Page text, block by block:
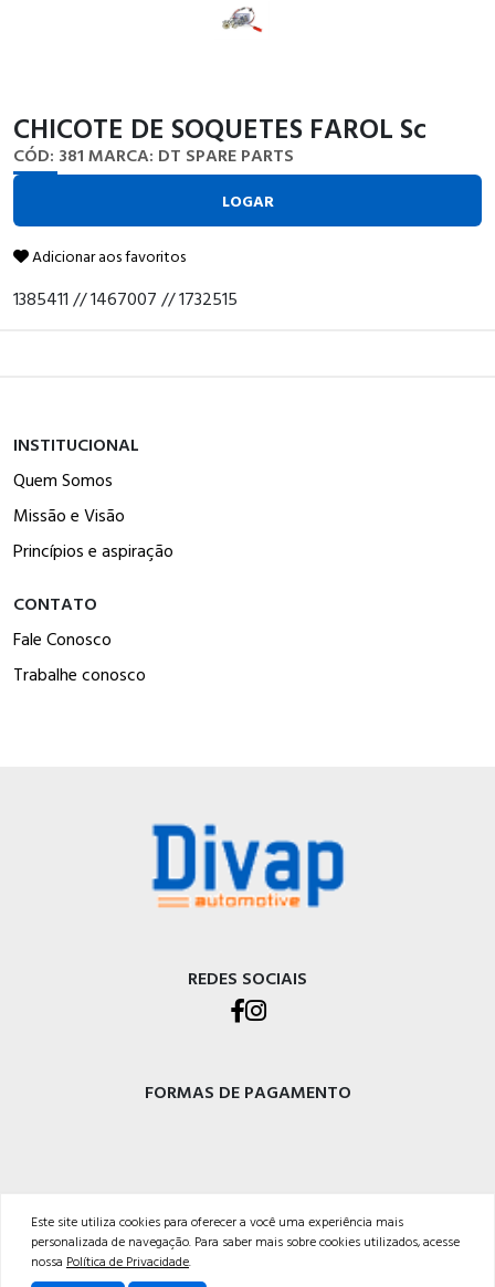
CHICOTE DE SOQUETES FAROL Sc
CÓD: 381 MARCA: DT SPARE PARTS
LOGAR
Adicionar aos favoritos
1385411 // 1467007 // 1732515
INSTITUCIONAL
Quem Somos
Missão e Visão
Princípios e aspiração
CONTATO
Fale Conosco
Trabalhe conosco
REDES SOCIAIS
FORMAS DE PAGAMENTO
DIVAP AUTOPEÇAS LTDA
Rod. BR-470 - Km 225, Integração<br />Garibaldi - RS, CEP 95720-000 <br />54 3029-
Este site utiliza cookies para oferecer a você uma experiência mais
personalizada de navegação. Para saber mais sobre cookies utilizados, acesse
nossa Política de Privacidade.